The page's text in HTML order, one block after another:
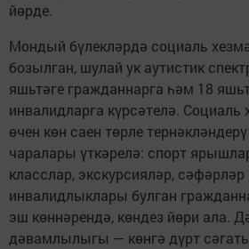
йөрде.
Мондый бүлекләрдә социаль
бозылган, шулай ук аутистик
яшьтәге гражданнарга һәм 18
инвалидларга күрсәтелә.
өчен көн саен төрле
чаралары үткәрелә: спорт
класслар, экскурсияләр,
инвалидлыклары булган
эш көннәрендә, көндез йөри ала.
дәвамлылыгы — көнгә дүрт